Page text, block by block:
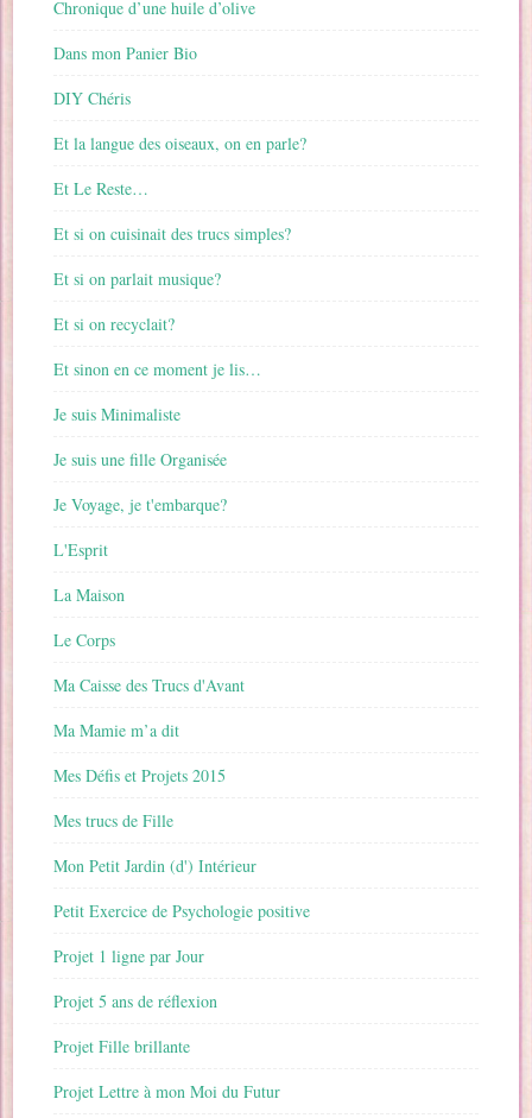
Chronique d’une huile d’olive
Dans mon Panier Bio
DIY Chéris
Et la langue des oiseaux, on en parle?
Et Le Reste…
Et si on cuisinait des trucs simples?
Et si on parlait musique?
Et si on recyclait?
Et sinon en ce moment je lis…
Je suis Minimaliste
Je suis une fille Organisée
Je Voyage, je t'embarque?
L'Esprit
La Maison
Le Corps
Ma Caisse des Trucs d'Avant
Ma Mamie m’a dit
Mes Défis et Projets 2015
Mes trucs de Fille
Mon Petit Jardin (d') Intérieur
Petit Exercice de Psychologie positive
Projet 1 ligne par Jour
Projet 5 ans de réflexion
Projet Fille brillante
Projet Lettre à mon Moi du Futur